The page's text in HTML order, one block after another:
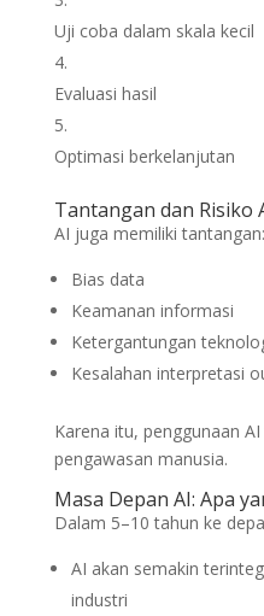
Uji coba dalam skala kecil
Evaluasi hasil
Optimasi berkelanjutan
Tantangan dan Risiko
AI juga memiliki tantangan:
Bias data
Keamanan informasi
Ketergantungan
Kesalahan interpretasi
Karena itu, penggunaan
pengawasan manusia.
Masa Depan AI: Apa
Dalam 5–10 tahun ke
AI akan semakin
industri